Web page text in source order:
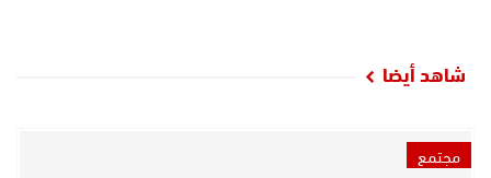
شاهد أيضا
مجتمع